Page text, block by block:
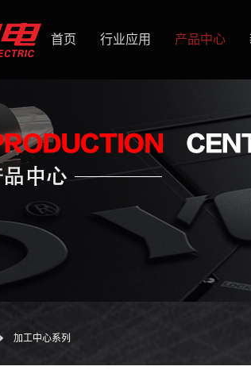
首页 行业应用 产品中心
加工中心系列